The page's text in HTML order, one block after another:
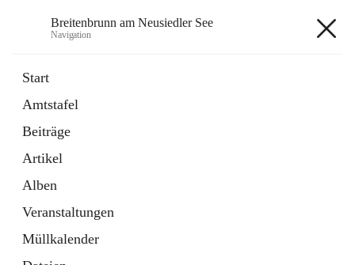
Breitenbrunn am Neusiedler See
Navigation
Start
Amtstafel
Beiträge
Artikel
Alben
Veranstaltungen
Müllkalender
18 Schnellzugriffe
Gemeindeservice